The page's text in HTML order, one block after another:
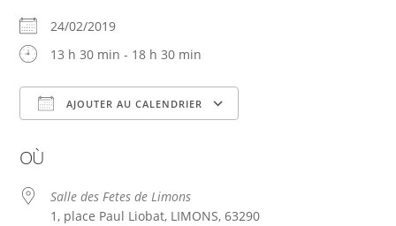
24/02/2019
13 h 30 min - 18 h 30 min
AJOUTER AU CALENDRIER
OÙ
Salle des Fetes de Limons
1, place Paul Liobat, LIMONS, 63290